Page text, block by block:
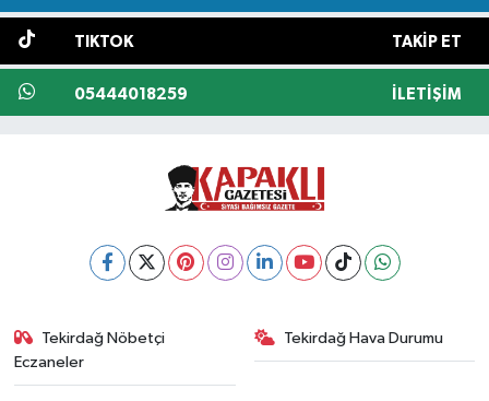
TIKTOK TAKIP ET
05444018259 İLETIŞIM
Tekirdağ Nöbetçi
Eczaneler
Tekirdağ Hava Durumu